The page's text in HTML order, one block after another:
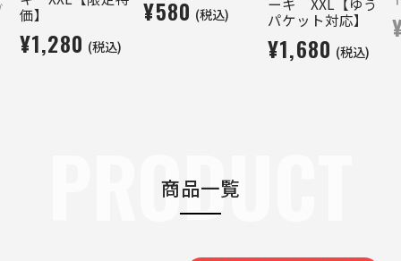
価】
¥1,280 (税込)
¥580 (税込)
パケット対応】
¥1,680 (税込)
商品一覧
PRODUCT